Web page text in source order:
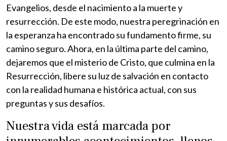
Evangelios, desde el nacimiento a la muerte y
resurrección. De este modo, nuestra peregrinación en
la esperanza ha encontrado su fundamento firme, su
camino seguro. Ahora, en la última parte del camino,
dejaremos que el misterio de Cristo, que culmina en la
Resurrección, libere su luz de salvación en contacto
con la realidad humana e histórica actual, con sus
preguntas y sus desafíos.
Nuestra vida está marcada por